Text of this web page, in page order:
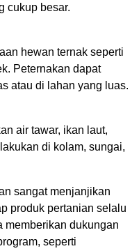
cukup besar.
hewan ternak seperti
Peternakan dapat
atau di lahan yang luas.
air tawar, ikan laut,
di kolam, sungai,
sangat menjanjikan
produk pertanian selalu
memberikan dukungan
seperti